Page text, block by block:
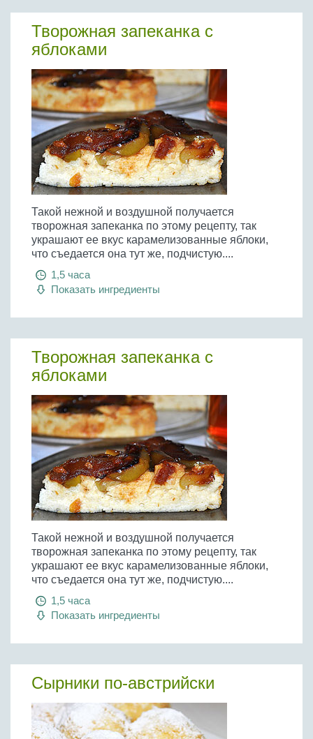
Яйца
Крупы
Творожная запеканка с
яблоками
Такой нежной и воздушной получается
творожная запеканка по этому рецепту, так
украшают ее вкус карамелизованные яблоки,
что съедается она тут же, подчистую....
1,5 часа
Показать ингредиенты
Творожная запеканка с
яблоками
Такой нежной и воздушной получается
творожная запеканка по этому рецепту, так
украшают ее вкус карамелизованные яблоки,
что съедается она тут же, подчистую....
1,5 часа
Показать ингредиенты
Сырники по-австрийски